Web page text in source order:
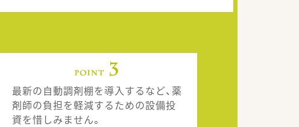
最新の自動調剤棚を導入するなど、薬
剤師の負担を軽減するための設備投
資を惜しみません。